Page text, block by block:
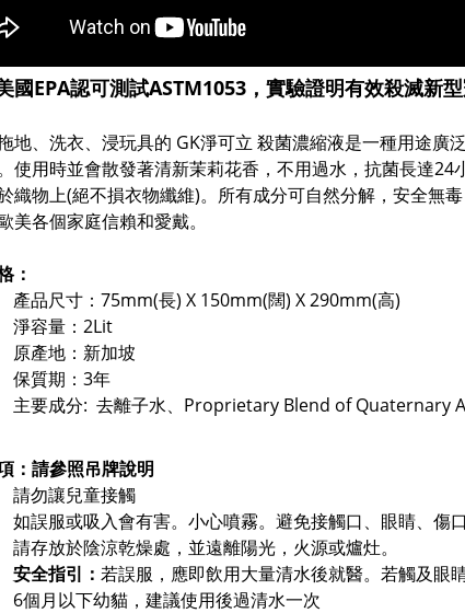
國EPA認可測試ASTM1053，實驗證明有效殺滅新
地、洗衣、浸玩具的 GK淨可立 殺菌濃縮液是一種用途廣
使用時並會散發著清新茉莉花香，不用過水，抗菌長達24
織物上(絕不損衣物纖維)。所有成分可自然分解，安全無
美各個家庭信賴和愛戴。
：
產品尺寸：75mm(長) X 150mm(闊) X 290mm(高)
淨容量：2Lit
原產地：新加坡
保質期：3年
主要成分: 去離子水、Proprietary Blend of Quaternary
：請參照吊牌說明
請勿讓兒童接觸
如誤服或吸入會有害。小心噴霧。避免接觸口、眼睛、傷
請存放於陰涼乾燥處，並遠離陽光，火源或爐灶。
安全指引： 若誤服，應即飲用大量清水後就醫。若觸及眼
6個月以下幼貓，建議使用後過清水一次